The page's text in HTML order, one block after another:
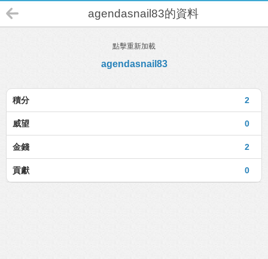
agendasnail83的資料
點擊重新加載
agendasnail83
2
積分
0
威望
2
金錢
0
貢獻